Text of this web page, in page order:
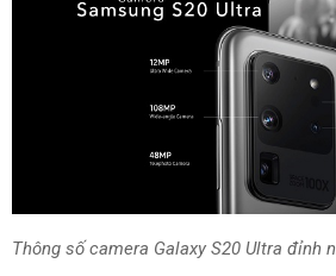
Thông sốcamera Galaxy S20 Ultra đỉnh